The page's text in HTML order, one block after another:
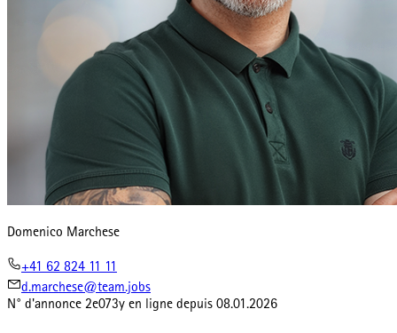
Domenico Marchese
+41 62 824 11 11
d.marchese@team.jobs
N° d'annonce 2e073y en ligne depuis 08.01.2026